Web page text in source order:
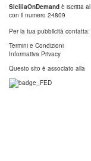
SiciliaOnDemand è iscritta al
con il numero 24809
Per la tua pubblicità contatta:
Termini e Condizioni
Informativa Privacy
Questo sito è associato alla